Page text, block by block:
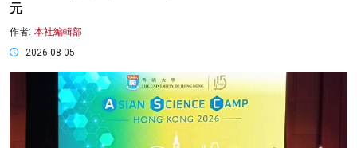
元
作者: 本社編輯部
2026-08-05